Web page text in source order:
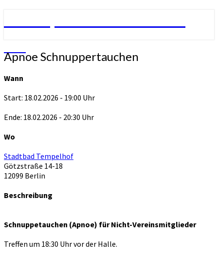
Apnoe
Schnuppertauchen
Apnoe Schnuppertauchen
Wann
Start: 18.02.2026 - 19:00 Uhr
Ende: 18.02.2026 - 20:30 Uhr
Wo
Stadtbad Tempelhof
Götzstraße 14-18
12099 Berlin
Beschreibung
Schnuppetauchen (Apnoe) für Nicht-Vereinsmitglieder
Treffen um 18:30 Uhr vor der Halle.